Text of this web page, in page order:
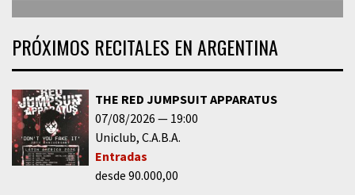
PRÓXIMOS RECITALES EN ARGENTINA
THE RED JUMPSUIT APPARATUS
07/08/2026
19:00
Uniclub C.A.B.A.
Entradas
desde 90.000,00